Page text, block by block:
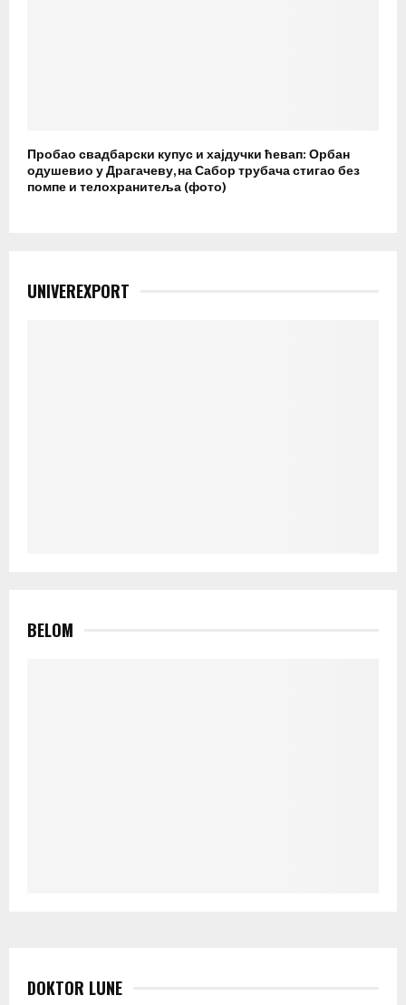
Пробао свадбарски купус и хајдучки ћевап: Орбан
одушевио у Драгачеву, на Сабор трубача стигао без
помпе и телохранитеља (фото)
UNIVEREXPORT
BELOM
DOKTOR LUNE